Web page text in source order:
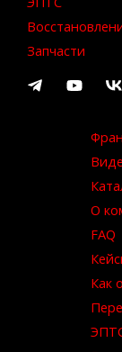
Запчасти
О
FAQ
Как